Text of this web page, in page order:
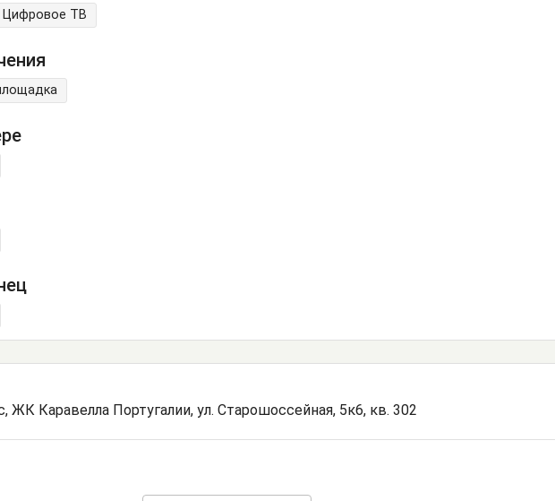
Цифровое ТВ
ЖК Каравелла Португалии, ул. Старошоссейная, 5к6, кв. 302